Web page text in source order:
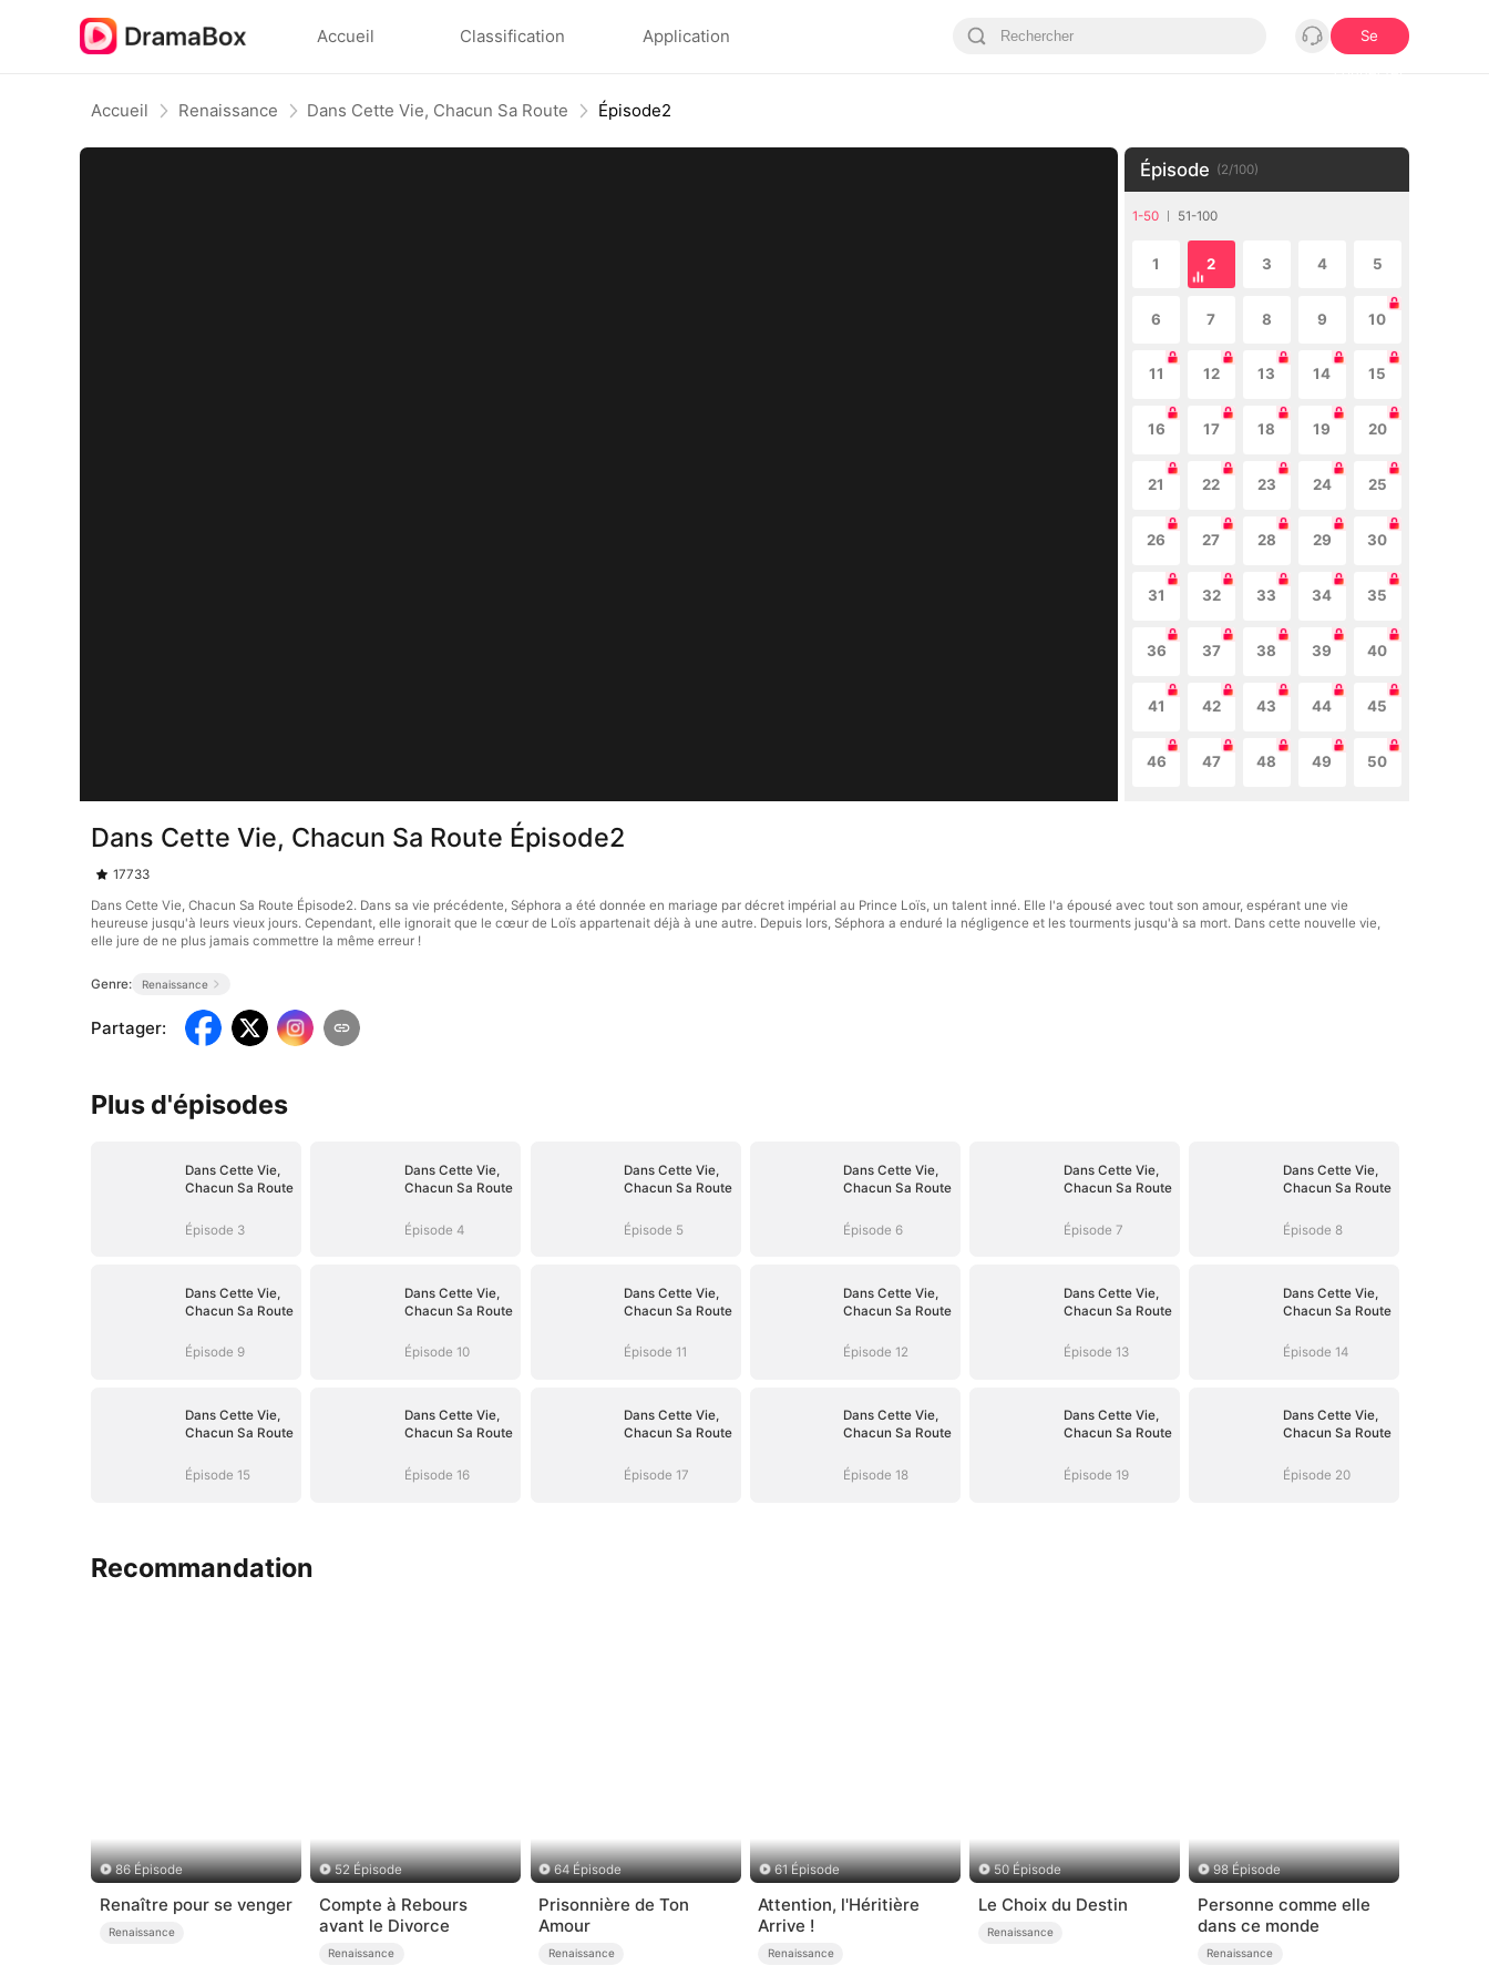
Accueil Classification Application Se
Accueil Renaissance Dans Cette Vie, Chacun Sa Route Épisode2
Épisode (2/100)
1-50 51-100
1 2 3 4 5
6 7 8 9 10
11 12 13 14 15
16 17 18 19 20
21 22 23 24 25
26 27 28 29 30
31 32 33 34 35
36 37 38 39 40
41 42 43 44 45
46 47 48 49 50
Dans Cette Vie, Chacun Sa Route Épisode2
17733
Dans Cette Vie, Chacun Sa Route Épisode2. Dans sa vie précédente, Séphora a été donnée en mariage par décret impérial au Prince Loïs, un talent inné. Elle l'a épousé avec tout son amour, espérant une vie
heureuse jusqu'à leurs vieux jours. Cependant, elle ignorait que le cœur de Loïs appartenait déjà à une autre. Depuis lors, Séphora a enduré la négligence et les tourments jusqu'à sa mort. Dans cette nouvelle vie,
elle jure de ne plus jamais commettre la même erreur !
Genre: Renaissance
Partager:
Plus d'épisodes
Dans Cette Vie,
Chacun Sa Route
Épisode 3
Dans Cette Vie,
Chacun Sa Route
Épisode 4
Dans Cette Vie,
Chacun Sa Route
Épisode 5
Dans Cette Vie,
Chacun Sa Route
Épisode 6
Dans Cette Vie,
Chacun Sa Route
Épisode 7
Dans Cette Vie,
Chacun Sa Route
Épisode 8
Dans Cette Vie,
Chacun Sa Route
Épisode 9
Dans Cette Vie,
Chacun Sa Route
Épisode 10
Dans Cette Vie,
Chacun Sa Route
Épisode 11
Dans Cette Vie,
Chacun Sa Route
Épisode 12
Dans Cette Vie,
Chacun Sa Route
Épisode 13
Dans Cette Vie,
Chacun Sa Route
Épisode 14
Dans Cette Vie,
Chacun Sa Route
Épisode 15
Dans Cette Vie,
Chacun Sa Route
Épisode 16
Dans Cette Vie,
Chacun Sa Route
Épisode 17
Dans Cette Vie,
Chacun Sa Route
Épisode 18
Dans Cette Vie,
Chacun Sa Route
Épisode 19
Dans Cette Vie,
Chacun Sa Route
Épisode 20
Recommandation
86 Épisode
Renaître pour se venger
Renaissance
52 Épisode
Compte à Rebours
avant le Divorce
Renaissance
64 Épisode
Prisonnière de Ton
Amour
Renaissance
61 Épisode
Attention, l'Héritière
Arrive !
Renaissance
50 Épisode
Le Choix du Destin
Renaissance
98 Épisode
Personne comme elle
dans ce monde
Renaissance